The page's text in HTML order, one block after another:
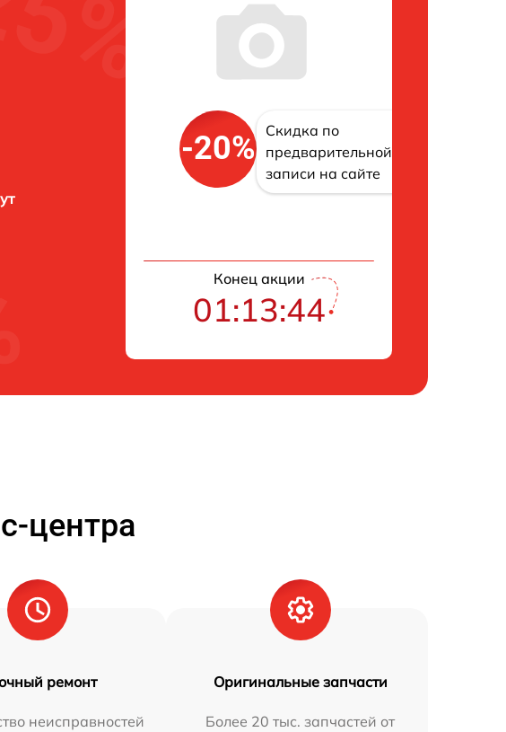
-20%
Скидка по
предварительной
записи на сайте
Конец акции
01:13:43
центра
ремонт
неисправностей
Оригинальные запчасти
Более 20 тыс. запчастей от